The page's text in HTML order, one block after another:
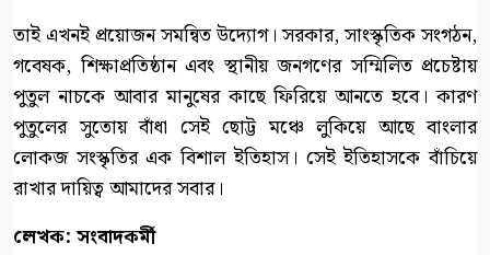
তাই এখনই প্রয়োজন সমন্বিত উদ্যোগ। সরকার, সাংস্কৃতিক সংগঠন,
গবেষক, শিক্ষাপ্রতিষ্ঠান এবং স্থানীয় জনগণের সম্মিলিত প্রচেষ্টায়
পুতুল নাচকে আবার মানুষের কাছে ফিরিয়ে আনতে হবে। কারণ
পুতুলের সুতোয় বাঁধা সেই ছোট্ট মঞ্চে লুকিয়ে আছে বাংলার
লোকজ সংস্কৃতির এক বিশাল ইতিহাস। সেই ইতিহাসকে বাঁচিয়ে
রাখার দায়িত্ব আমাদের সবার।
লেখক: সংবাদকর্মী